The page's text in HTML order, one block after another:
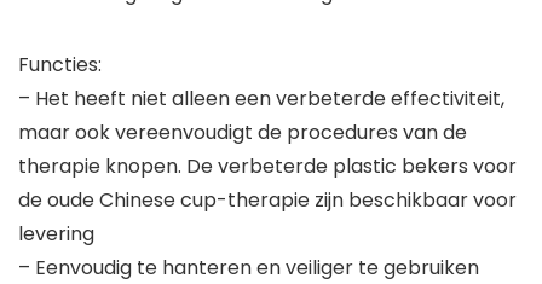
Functies:
– Het heeft niet alleen een verbeterde effectiviteit,
maar ook vereenvoudigt de procedures van de
therapie knopen. De verbeterde plastic bekers voor
de oude Chinese cup-therapie zijn beschikbaar voor
levering
– Eenvoudig te hanteren en veiliger te gebruiken